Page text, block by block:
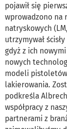
pojawił się
wprowadzono na
natryskowych
utrzymywał
gdyż z ich
nowych
modeli
lakierowania.
podkreśla
współpracy z
partnerami z